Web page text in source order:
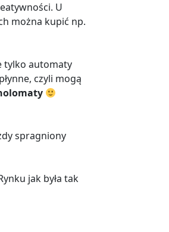
U
można kupić np.
tylko automaty
czyli mogą
spragniony
jak była tak